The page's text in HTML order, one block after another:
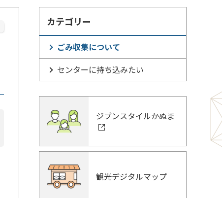
カテゴリー
ごみ収集について
センターに持ち込みたい
ジブンスタイルかぬま
観光デジタルマップ